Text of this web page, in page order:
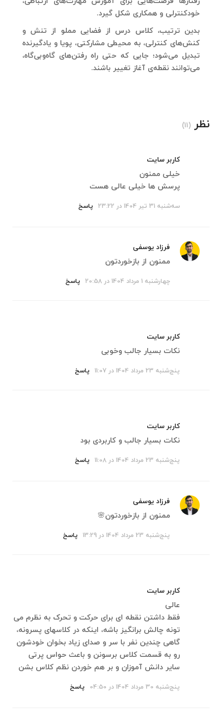
خودکنترلی و همکاری شکل گیرد.
بدین ترتیب، کلاس درس از فضایی مملو از تنش و
کنش‌های کنترلی، به محیطی مشارکتی، پویا و یادگیرنده
تبدیل می‌شود؛ جایی که حتی راه رفتن‌های گاه‌وبی‌گاه،
می‌توانند نقطه‌ی آغاز تغییر باشند.
نظر (11)
کاربر سایت
خیلی ممنون
پرسش ها خیلی عالی هست
سه‌شنبه 31 تیر 1404 در 23:22 پاسخ
فرزاد یوسفی
ممنون از بازخوردتون
چهارشنبه 1 مرداد 1404 در 20:58 پاسخ
کاربر سایت
نکات بسیار جالب و‌خوبی
پنج‌شنبه 23 مرداد 1404 در 11:07 پاسخ
کاربر سایت
نکات بسیار جالب و کاربردی بود
پنج‌شنبه 23 مرداد 1404 در 11:08 پاسخ
فرزاد یوسفی
ممنون از بازخوردتون🌸
پنج‌شنبه 23 مرداد 1404 در 13:29 پاسخ
کاربر سایت
عالی
فقط داشتن نقطه ای برای حرکت و تحرک به نظرم می
تونه چالش برانگیز باشه، اینکه در کلاسهای پسرونه،
گاهی چندین نفر با سر و صدای زیاد بخوان خودشون
رو به قسمت کلاس برسونن و باعث حواس پرتی
سایر دانش آموزان و بر هم خوردن نظم کلاس بشن
پنج‌شنبه 30 مرداد 1404 در 04:50 پاسخ